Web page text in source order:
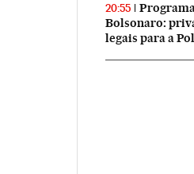
20:55
Bolsonaro:
legais para a